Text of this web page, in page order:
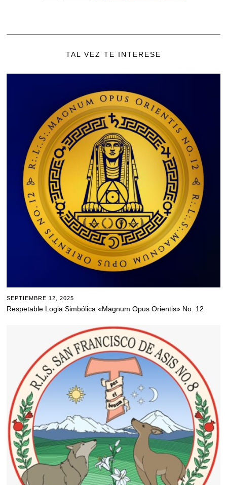
TAL VEZ TE INTERESE
SEPTIEMBRE 12, 2025
Respetable Logia Simbólica «Magnum Opus Orientis» No. 12